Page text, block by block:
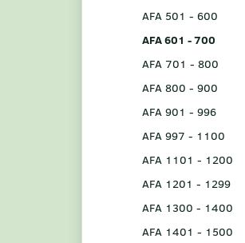
AFA 501 - 600
AFA 601 - 700
AFA 701 - 800
AFA 800 - 900
AFA 901 - 996
AFA 997 - 1100
AFA 1101 - 1200
AFA 1201 - 1299
AFA 1300 - 1400
AFA 1401 - 1500